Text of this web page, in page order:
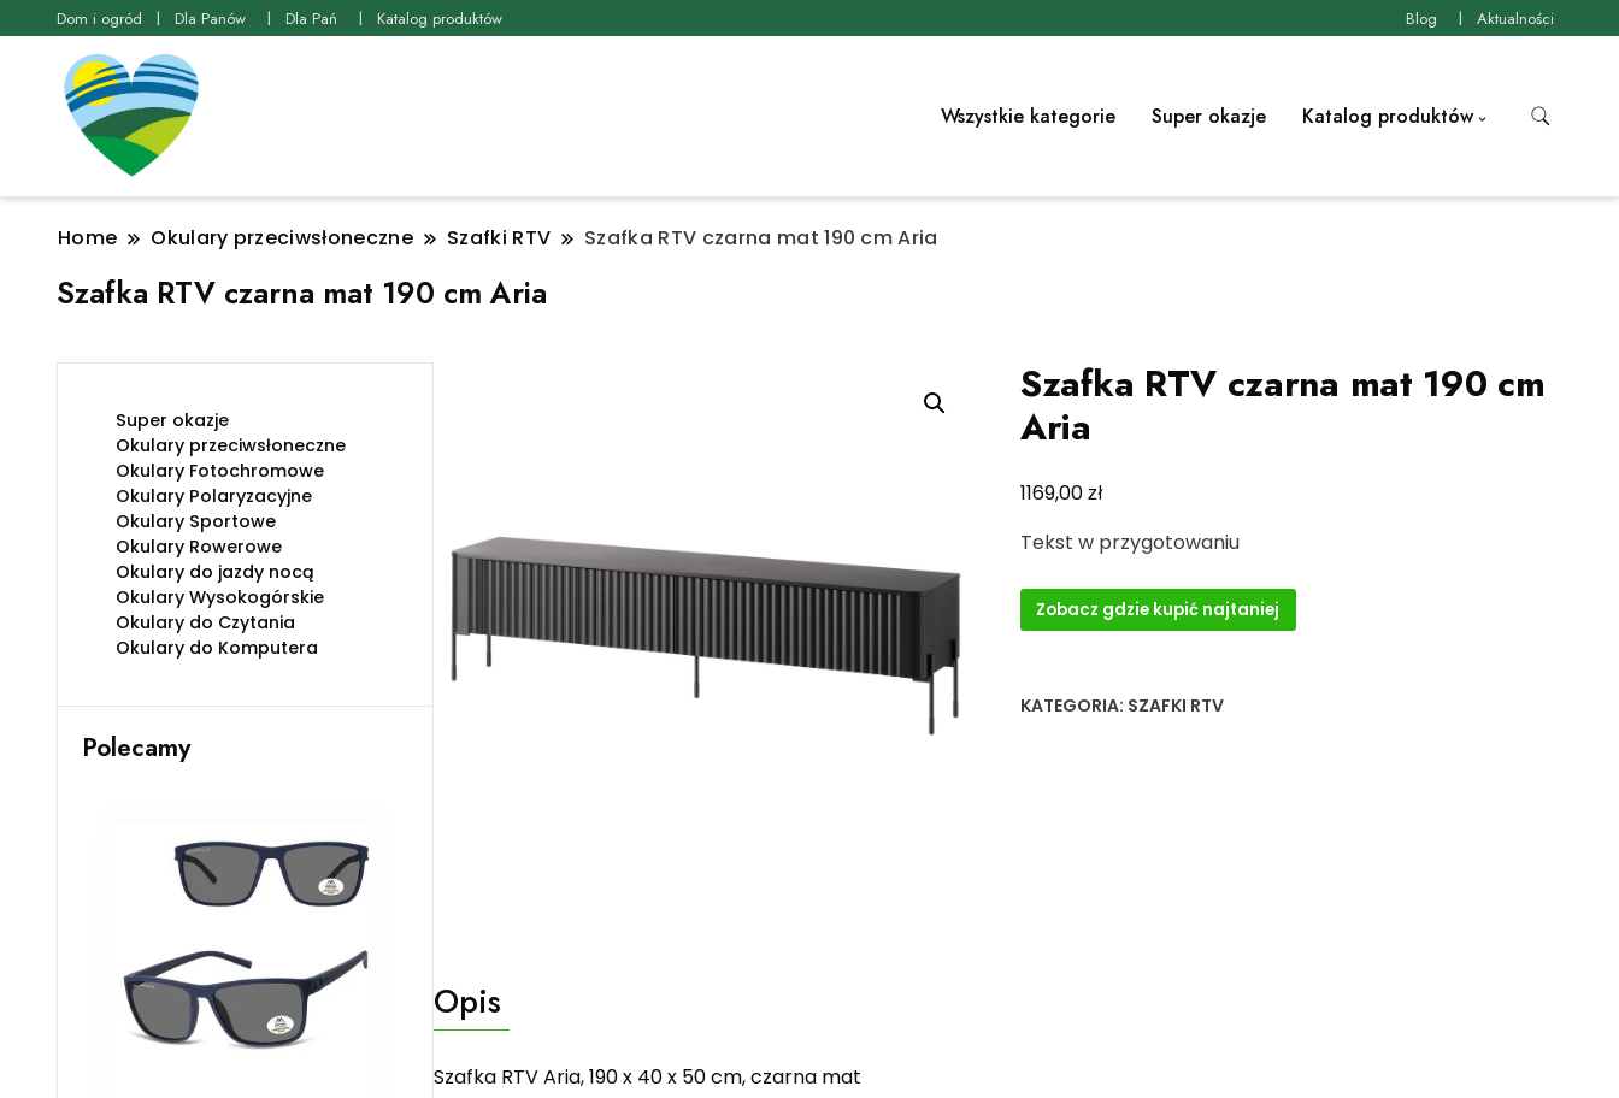
Dom i ogród Dla Panów Dla Pań Katalog produktów Blog Aktualności
Wszystkie kategorie Super okazje Katalog produktów
Home Okulary przeciwsłoneczne Szafki RTV Szafka RTV czarna mat 190 cm Aria
Szafka RTV czarna mat 190 cm Aria
Szafka RTV czarna mat 190 cm
Aria
1169,00zł
Tekst w przygotowaniu
Zobacz gdzie kupić najtaniej
KATEGORIA: SZAFKI RTV
Opis
Szafka RTV Aria, 190 x 40 x 50 cm, czarna mat
Super okazje
Okulary przeciwsłoneczne
Okulary Fotochromowe
Okulary Polaryzacyjne
Okulary Sportowe
Okulary Rowerowe
Okulary do jazdy nocą
Okulary Wysokogórskie
Okulary do Czytania
Okulary do Komputera
Polecamy